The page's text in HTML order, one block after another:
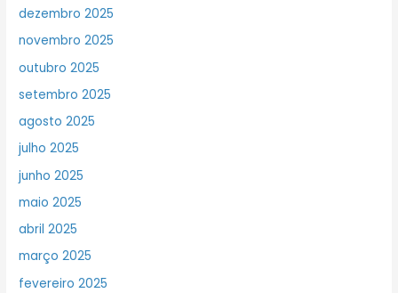
dezembro 2025
novembro 2025
outubro 2025
setembro 2025
agosto 2025
julho 2025
junho 2025
maio 2025
abril 2025
março 2025
fevereiro 2025